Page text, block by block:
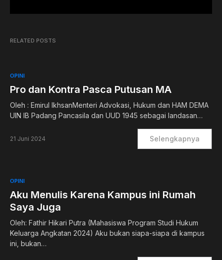
RELATED POSTS
OPINI
Pro dan Kontra Pasca Putusan MA
Oleh : Emirul IkhsanMenteri Advokasi, Hukum dan HAM DEMA
UIN IB Padang Pancasila dan UUD 1945 sebagai landasan…
21 Juni 2024 Selengkapnya
OPINI
Aku Menulis Karena Kampus ini Rumah
Saya Juga
Oleh: Fathir Hikari Putra (Mahasiswa Program Studi Hukum
Keluarga Angkatan 2024) Aku bukan siapa-siapa di kampus
ini, bukan…